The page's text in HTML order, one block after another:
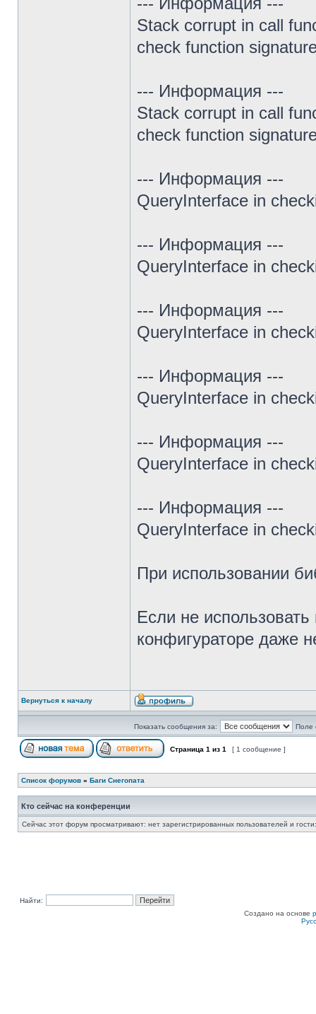
Stack corrupt in call
check function
--- Информация ---
Stack corrupt in call
check function
--- Информация ---
QueryInterface in
--- Информация ---
QueryInterface in
--- Информация ---
QueryInterface in
--- Информация ---
QueryInterface in
--- Информация ---
QueryInterface in
--- Информация ---
QueryInterface in
При использовании
Если не
конфигураторе даже
Вернуться к началу
Показать сообщения за: Поле
Страница 1 из 1 [ 1 сообщение ]
Список форумов » Баги Снегопата
Кто сейчас на конференции
Сейчас этот форум просматривают: нет зарегистрированных пользователей и
Найти:
Создано на основе